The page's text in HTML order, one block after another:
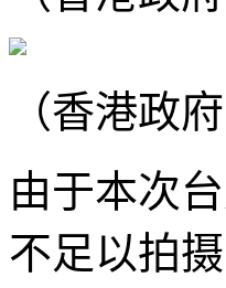
（香港政
由于本次
不足以拍